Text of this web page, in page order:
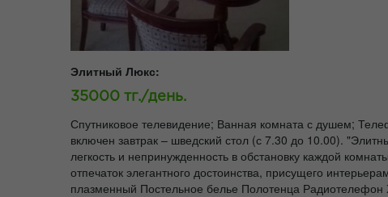
Элитный Люкс:
35000 тг./день.
Спутниковое телевидение; Ванная комната с душем;
включен завтрак – шведский стол (с 7.30 до 10.00).
легкость и непринужденность в обстановку каждой
отпечаток элегантного достоинства, присущего
плазменный Постельное белье Полотенца Радиотелефон